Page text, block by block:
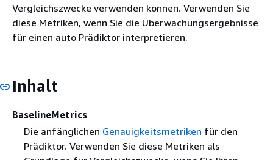
Vergleichszwecke verwenden können. Verwenden Sie
diese Metriken, wenn Sie die Überwachungsergebnisse
für einen auto Prädiktor interpretieren.
Inhalt
BaselineMetrics
Die anfänglichen Genauigkeitsmetriken für den
Prädiktor. Verwenden Sie diese Metriken als